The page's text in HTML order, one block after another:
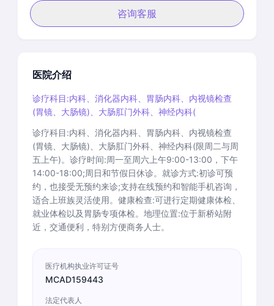
咨询客服
医院介绍
诊疗科目:内科、消化器内科、胃肠内科、内视镜检查
(胃镜、大肠镜)、大肠肛门外科、神经内科(
诊疗科目:内科、消化器内科、胃肠内科、内视镜检查
(胃镜、大肠镜)、大肠肛门外科、神经内科(限周二与周
五上午)。诊疗时间:周一至周六上午9:00-13:00，下午
14:00-18:00;周日和节假日休诊。就诊方式:初诊可预
约，也接受无预约来诊;支持在线预约和智能手机咨询，
适合上班族灵活使用。健康检查:可进行定期健康体检、
就业体检以及胃肠专项体检。地理位置:位于新桥站附
近，交通便利，特别方便商务人士。
医疗机构执业许可证号
MCAD159443
法定代表人